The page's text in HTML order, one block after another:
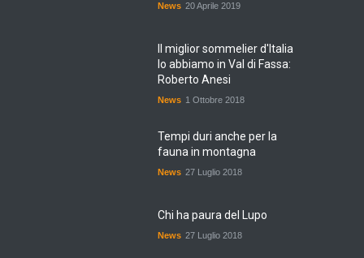
News 20 Aprile 2019
Il miglior sommelier d'Italia
lo abbiamo in Val di Fassa:
Roberto Anesi
News 1 Ottobre 2018
Tempi duri anche per la
fauna in montagna
News 27 Luglio 2018
Chi ha paura del Lupo
News 27 Luglio 2018